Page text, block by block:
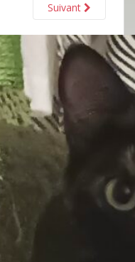
Suivant